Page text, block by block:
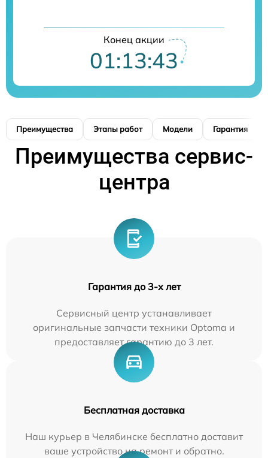
Конец акции
01:13:42
Преимущества Этапы работ Модели Гарантия
Преимущества сервис-
центра
Гарантия до 3-х лет
Сервисный центр устанавливает
оригинальные запчасти техники Optoma и
предоставляет гарантию до 3 лет.
Бесплатная доставка
Наш курьер в Челябинске бесплатно доставит
ваше устройство на ремонт и обратно.